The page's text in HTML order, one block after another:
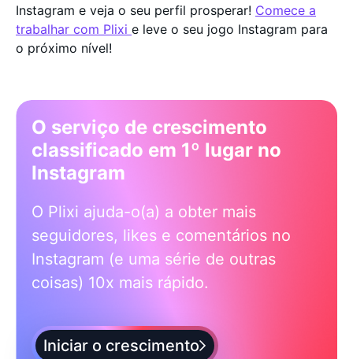
Instagram e veja o seu perfil prosperar! Comece a
trabalhar com Plixi e leve o seu jogo Instagram para
o próximo nível!
O serviço de crescimento
classificado em 1º lugar no
Instagram
O Plixi ajuda-o(a) a obter mais
seguidores, likes e comentários no
Instagram (e uma série de outras
coisas) 10x mais rápido.
Iniciar o crescimento